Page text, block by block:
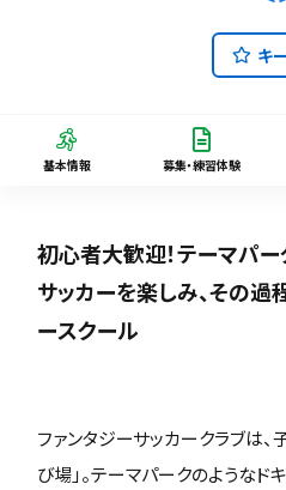
キ
基本情報 募集・練習体験
初心者大歓迎！テーマパ
サッカーを楽しみ、その
ースクール
ファンタジーサッカークラブは、
び場」。テーマパークのようなド